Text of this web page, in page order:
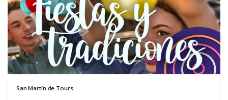
San Martín de Tours